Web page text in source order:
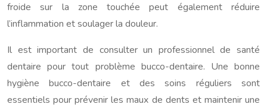
froide sur la zone touchée peut également réduire
l’inflammation et soulager la douleur.
Il est important de consulter un professionnel de santé
dentaire pour tout problème bucco-dentaire. Une bonne
hygiène bucco-dentaire et des soins réguliers sont
essentiels pour prévenir les maux de dents et maintenir une